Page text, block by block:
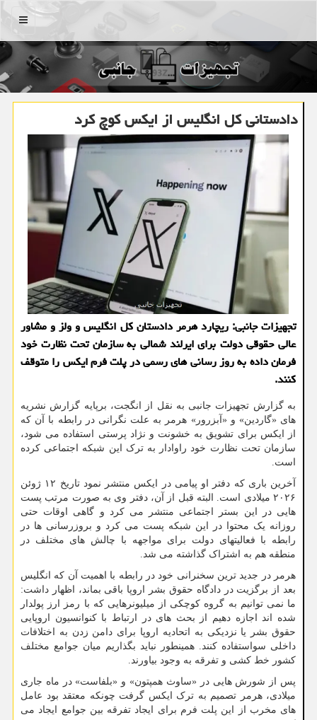
منو
دادستانی کل انگلیس از ایکس کوچ کرد
تجهیزات جانبی: ریچارد هرمر دادستان کل انگلیس و ولز و مشاور
عالی حقوقی دولت برای ایرلند شمالی به سازمان تحت نظارت خود
فرمان داده به روز رسانی های رسمی در پلت فرم ایکس را متوقف
کنند.
به گزارش تجهیزات جانبی به نقل از انگجت، برپایه گزارش نشریه
های «گاردین» و «آبزرور» هرمر به علت نگرانی در رابطه با آن که
از ایکس برای تشویق به خشونت و نژاد پرستی استفاده می شود،
سازمان تحت نظارت خود راوادار به ترک این شبکه اجتماعی کرده
است.
آخرین باری که دفتر او پیامی در ایکس منتشر نمود تاریخ ۱۲ ژوئن
۲۰۲۶ میلادی است. البته قبل از آن، دفتر وی به صورت مرتب پست
هایی در این بستر اجتماعی منتشر می کرد و گاهی اوقات حتی
روزانه یک محتوا در این شبکه پست می کرد و بروزرسانی ها در
رابطه با فعالیتهای دولت برای مواجهه با چالش های مختلف در
منطقه هم به اشتراک گذاشته می شد.
هرمر در جدید ترین سخنرانی خود در رابطه با اهمیت آن که انگلیس
بعد از برگزیت در دادگاه حقوق بشر اروپا باقی بماند، اظهار داشت:
ما نمی توانیم به گروه کوچکی از میلیونرهایی که با رمز ارز پولدار
شده اند اجازه دهیم از بحث های در ارتباط با کنوانسیون اروپایی
حقوق بشر یا نزدیکی به اتحادیه اروپا برای دامن زدن به اختلافات
داخلی سواستفاده کنند. همینطور نباید بگذاریم میان جوامع مختلف
کشور خط کشی و تفرقه به وجود بیاورند.
پس از شورش هایی در «ساوث همپتون» و «بلفاست» در ماه جاری
میلادی، هرمر تصمیم به ترک ایکس گرفت چونکه معتقد بود عامل
های مخرب از این پلت فرم برای ایجاد تفرقه بین جوامع ایجاد می